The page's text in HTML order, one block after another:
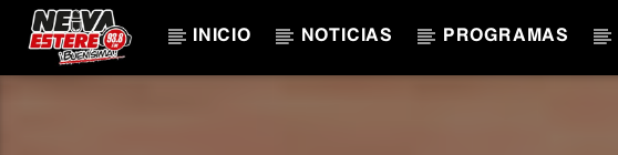
INICIO NOTICIAS PROGRAMAS